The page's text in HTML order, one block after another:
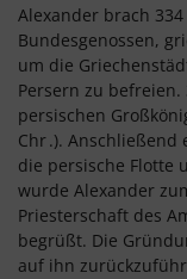
Alexander brach
Bundesgenossen,
um die
Persern zu befreien.
persischen
Chr.). Anschließend
die persische Flotte
wurde Alexander
Priesterschaft des
begrüßt. Die
auf ihn